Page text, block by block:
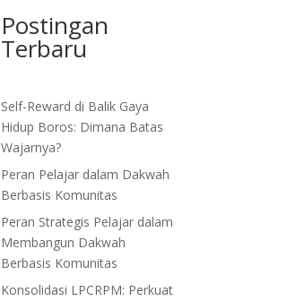
Postingan
Terbaru
Self-Reward di Balik Gaya
Hidup Boros: Dimana Batas
Wajarnya?
Peran Pelajar dalam Dakwah
Berbasis Komunitas
Peran Strategis Pelajar dalam
Membangun Dakwah
Berbasis Komunitas
Konsolidasi LPCRPM: Perkuat